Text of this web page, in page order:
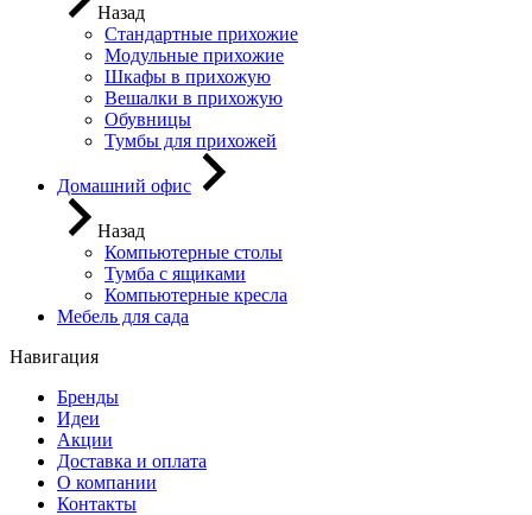
Назад
Стандартные прихожие
Модульные прихожие
Шкафы в прихожую
Вешалки в прихожую
Обувницы
Тумбы для прихожей
Домашний офис
Назад
Компьютерные столы
Тумба с ящиками
Компьютерные кресла
Мебель для сада
Навигация
Бренды
Идеи
Акции
Доставка и оплата
О компании
Контакты